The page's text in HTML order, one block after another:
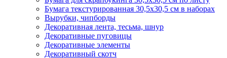
Бумага текстурированная 30,5х30,5 см в наборах
Вырубки, чипборды
Декоративная лента, тесьма, шнур
Декоративные пуговицы
Декоративные элементы
Декоративный скотч